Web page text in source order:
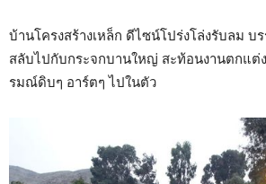
บ้านโครงสร้างเหล็ก ดีไซน์โปร่งโล่งรับลม บ
สลับไปกับกระจกบานใหญ่ สะท้อนงานตกแต่
รมณ์ดิบๆ อาร์ตๆ ไปในตัว